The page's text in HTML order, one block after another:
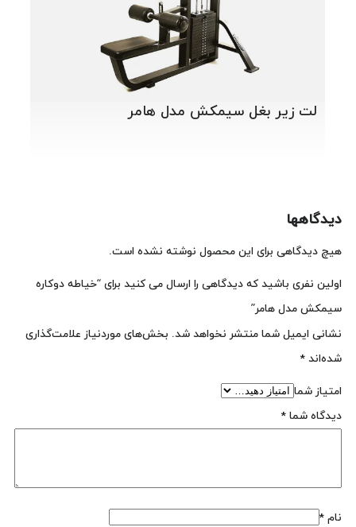
لت زیر بغل سیمکش مدل هامر
دیدگاهها
هیچ دیدگاهی برای این محصول نوشته نشده است.
اولین نفری باشید که دیدگاهی را ارسال می کنید برای “خیاطه دوکاره
سیمکش مدل هامر”
نشانی ایمیل شما منتشر نخواهد شد. بخش‌های موردنیاز علامت‌گذاری
شده‌اند *
امتیاز شما
دیدگاه شما *
نام *